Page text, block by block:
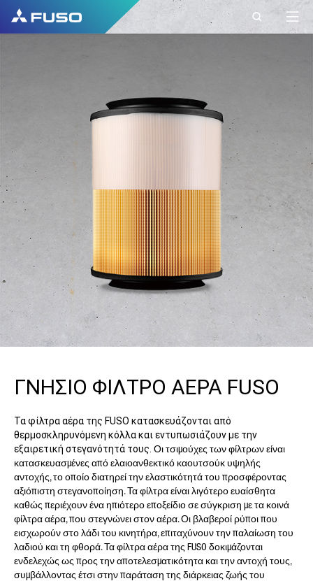
ΓΝΗΣΙΟ ΦΙΛΤΡΟ ΑΕΡΑ FUSO
Τα φίλτρα αέρα της FUSO κατασκευάζονται από
θερμοσκληρυνόμενη κόλλα και εντυπωσιάζουν με την
εξαιρετική στεγανότητά τους. Οι τσιμούχες των φίλτρων είναι
κατασκευασμένες από ελαιοανθεκτικό καουτσούκ υψηλής
αντοχής, το οποίο διατηρεί την ελαστικότητά του προσφέροντας
αξιόπιστη στεγανοποίηση. Τα φίλτρα είναι λιγότερο ευαίσθητα
καθώς περιέχουν ένα ηπιότερο εποξείδιο σε σύγκριση με τα κοινά
φίλτρα αέρα, που στεγνώνει στον αέρα. Οι βλαβεροί ρύποι που
εισχωρούν στο λάδι του κινητήρα, επιταχύνουν την παλαίωση του
λαδιού και τη φθορά. Τα φίλτρα αέρα της FUSO δοκιμάζονται
ενδελεχώς ως προς την αποτελεσματικότητα και την αντοχή τους,
συμβάλλοντας έτσι στην παράταση της διάρκειας ζωής του